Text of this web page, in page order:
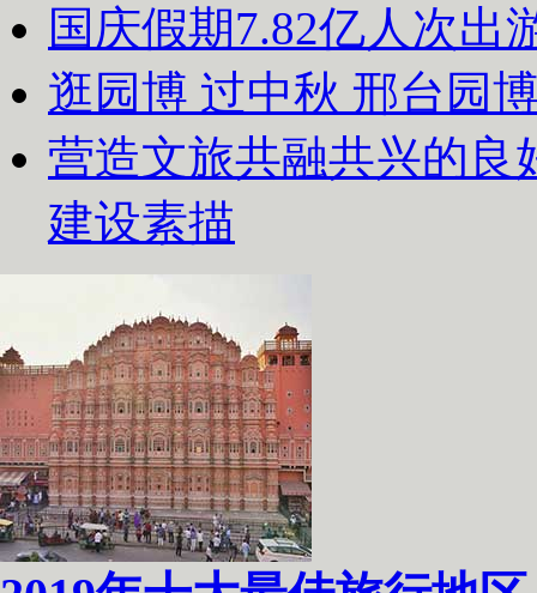
国庆假期7.82亿人次出
逛园博 过中秋 邢台园
营造文旅共融共兴的良
建设素描